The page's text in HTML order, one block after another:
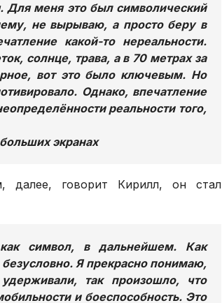
Для меня это был символический
не вырываю, а просто беру в
какой-то нереальности.
солнце, трава, а в 70 метрах за
вот это было ключевым. Но
Однако, впечатление
реальности того,
экранах
далее, говорит Кирилл, он стал
символ, в дальнейшем. Как
безусловно. Я прекрасно понимаю,
так произошло, что
и боеспособность. Это